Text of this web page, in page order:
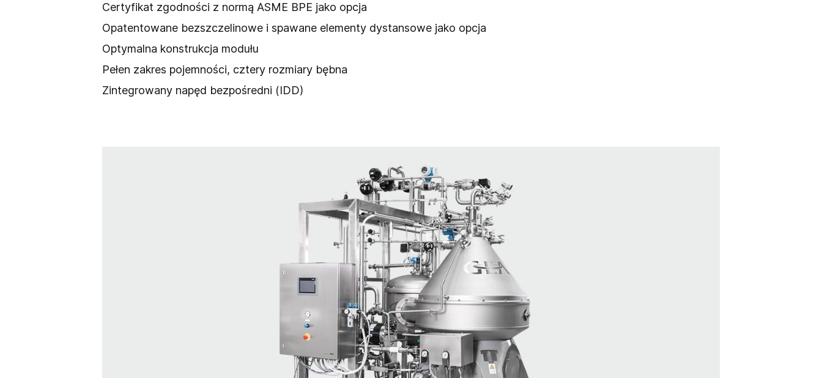
Certyfikat zgodności z normą ASME BPE jako opcja
Opatentowane bezszczelinowe i spawane elementy dystansowe jako opcja
Optymalna konstrukcja modułu
Pełen zakres pojemności, cztery rozmiary bębna
Zintegrowany napęd bezpośredni (IDD)